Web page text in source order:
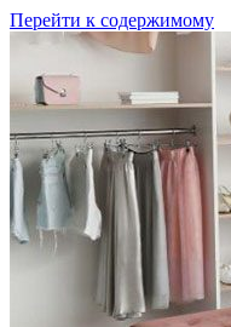
Перейти к содержимому